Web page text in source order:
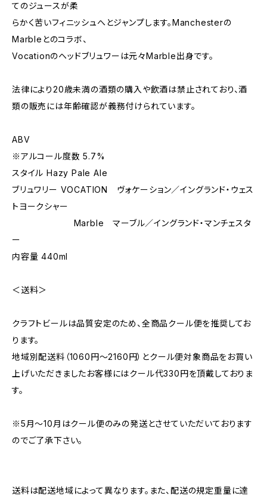
てのジュースが柔
らかく苦いフィニッシュへとジャンプします。Manchesterの
Marbleとのコラボ、
Vocationのヘッドブリュワーは元々Marble出身です。
法律により20歳未満の酒類の購入や飲酒は禁止されており、酒
類の販売には年齢確認が義務付けられています。
ABV
※アルコール度数 5.7%
スタイル Hazy Pale Ale
ブリュワリー VOCATION ヴォケーション／イングランド・ウェス
トヨークシャー
Marble マーブル／イングランド・マンチェスタ
ー
内容量 440ml
＜送料＞
クラフトビールは品質安定のため、全商品クール便を推奨してお
ります。
地域別配送料（1060円～2160円）とクール便対象商品をお買い
上げいただきましたお客様にはクール代330円を頂戴しておりま
す。
※5月～10月はクール便のみの発送とさせていただいております
のでご了承下さい。
送料は配送地域によって異なります。また、配送の規定重量に達